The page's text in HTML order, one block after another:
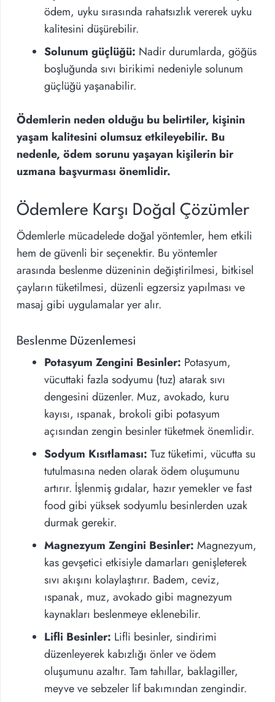
ödem, uyku sırasında rahatsızlık vererek uyku
kalitesini düşürebilir.
Solunum güçlüğü: Nadir durumlarda, göğüs
boşluğunda sıvı birikimi nedeniyle solunum
güçlüğü yaşanabilir.
Ödemlerin neden olduğu bu belirtiler, kişinin
yaşam kalitesini olumsuz etkileyebilir. Bu
nedenle, ödem sorunu yaşayan kişilerin bir
uzmana başvurması önemlidir.
Ödemlere Karşı Doğal Çözümler
Ödemlerle mücadelede doğal yöntemler, hem etkili
hem de güvenli bir seçenektir. Bu yöntemler
arasında beslenme düzeninin değiştirilmesi, bitkisel
çayların tüketilmesi, düzenli egzersiz yapılması ve
masaj gibi uygulamalar yer alır.
Beslenme Düzenlemesi
Potasyum Zengini Besinler: Potasyum,
vücuttaki fazla sodyumu (tuz) atarak sıvı
dengesini düzenler. Muz, avokado, kuru
kayısı, ıspanak, brokoli gibi potasyum
açısından zengin besinler tüketmek önemlidir.
Sodyum Kısıtlaması: Tuz tüketimi, vücutta su
tutulmasına neden olarak ödem oluşumunu
artırır. İşlenmiş gıdalar, hazır yemekler ve fast
food gibi yüksek sodyumlu besinlerden uzak
durmak gerekir.
Magnezyum Zengini Besinler: Magnezyum,
kas gevşetici etkisiyle damarları genişleterek
sıvı akışını kolaylaştırır. Badem, ceviz,
ıspanak, muz, avokado gibi magnezyum
kaynakları beslenmeye eklenebilir.
Lifli Besinler: Lifli besinler, sindirimi
düzenleyerek kabızlığı önler ve ödem
oluşumunu azaltır. Tam tahıllar, baklagiller,
meyve ve sebzeler lif bakımından zengindir.